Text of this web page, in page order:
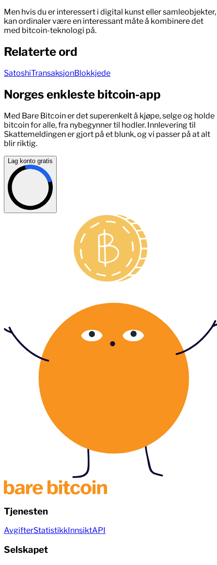
Men hvis du er interessert i digital kunst eller samleobjekter,
kan ordinaler være en interessant måte å kombinere det
med bitcoin-teknologi på.
Relaterte ord
SatoshiTransaksjonBlokkjede
Norges enkleste bitcoin-app
Med Bare Bitcoin er det superenkelt å kjøpe, selge og holde
bitcoin for alle, fra nybegynner til hodler. Innlevering til
Skattemeldingen er gjort på et blunk, og vi passer på at alt
blir riktig.
Lag konto gratis
Tjenesten
AvgifterStatistikkInnsiktAPI
Selskapet